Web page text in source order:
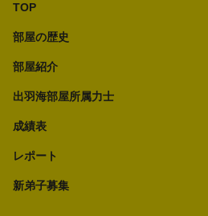
TOP
部屋の歴史
部屋紹介
出羽海部屋所属力士
成績表
レポート
新弟子募集